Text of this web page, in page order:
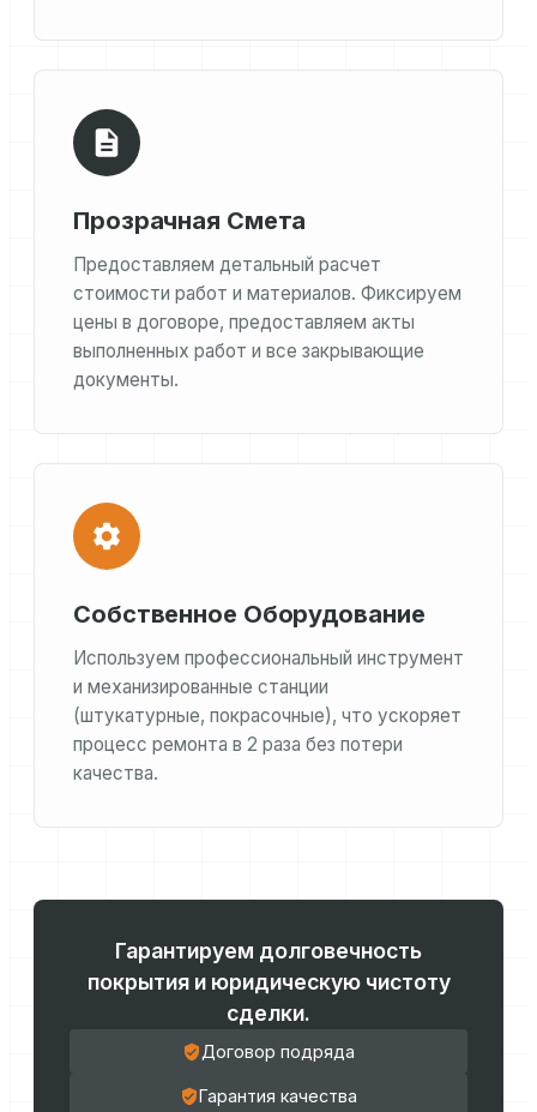
Прозрачная Смета
Предоставляем детальный расчет
стоимости работ и материалов. Фиксируем
цены в договоре, предоставляем акты
выполненных работ и все закрывающие
документы.
Собственное Оборудование
Используем профессиональный инструмент
и механизированные станции
(штукатурные, покрасочные), что ускоряет
процесс ремонта в 2 раза без потери
качества.
Гарантируем долговечность
покрытия и юридическую чистоту
сделки.
Договор подряда
Гарантия качества